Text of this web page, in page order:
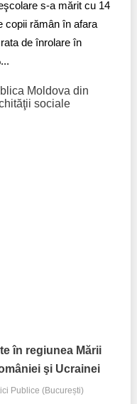
s-a mărit cu 14
copii rămân în afara
de înrolare în
Moldova din
sociale
în regiunea Mării
şi Ucrainei
Publice (București)